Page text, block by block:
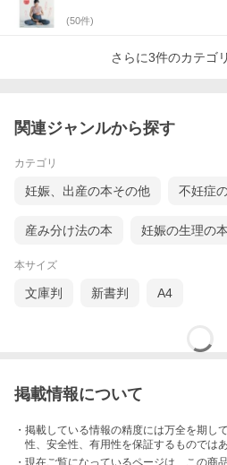
(50件)
さらに3件のカテゴ
関連ジャンルから探す
カテゴリ
妊娠、出産の本その他 不妊症
産み分け法の本 妊娠の生理の本
本サイズ
文庫判 新書判 A4
掲載情報について
・掲載している情報の精度には万全を期し
性、安全性、有用性を保証するものではあ